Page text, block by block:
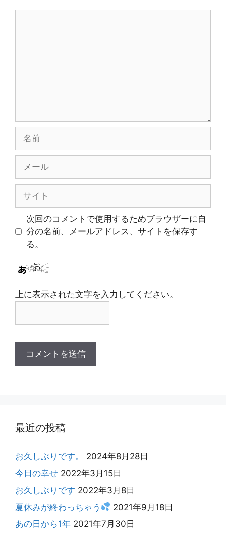
ル
次回のコメントで使用するためブラウザーに自
分の名前、メールアドレス、サイトを保存す
る。
上に表示された文字を入力してください。
最近の投稿
お久しぶりです。
2024年8月28日
今日の幸せ 2022年3月15日
お久しぶりです 2022年3月8日
夏休みが終わっちゃう
2021年9月18日
あの日から1年 2021年7月30日